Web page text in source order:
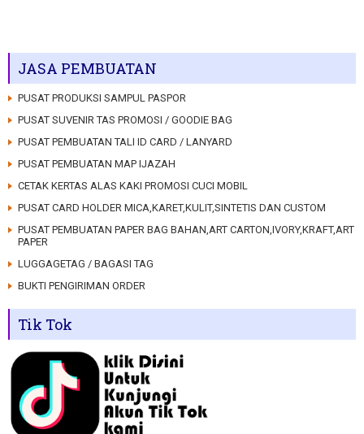
JASA PEMBUATAN
PUSAT PRODUKSI SAMPUL PASPOR
PUSAT SUVENIR TAS PROMOSI / GOODIE BAG
PUSAT PEMBUATAN TALI ID CARD / LANYARD
PUSAT PEMBUATAN MAP IJAZAH
CETAK KERTAS ALAS KAKI PROMOSI CUCI MOBIL
PUSAT CARD HOLDER MICA,KARET,KULIT,SINTETIS DAN CUSTOM
PUSAT PEMBUATAN PAPER BAG BAHAN,ART CARTON,IVORY,KRAFT,ART
PAPER
LUGGAGETAG / BAGASI TAG
BUKTI PENGIRIMAN ORDER
Tik Tok